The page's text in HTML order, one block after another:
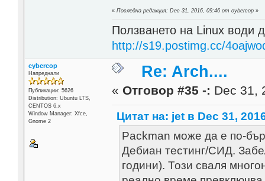
«Последна редакция: Dec 31, 2016, 09:46 от cybercop »
Ползването на Linux води
http://s19.postimg.cc/
cybercop
Напреднали
Публикации: 5626
Distribution: Ubuntu LTS,
CENTOS 6.x
Window Manager: Xfce,
Gnome 2
Re: Arch....
« Отговор #35 -: Dec 31,
Цитат на: jet в Dec 31,
Packman може да е по-
Дебиан тестинг/СИД.
години). Този сваля